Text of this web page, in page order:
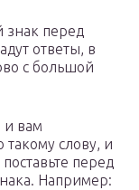
знак перед
ответы, в
с большой
и вам
слову, и
перед
Например: